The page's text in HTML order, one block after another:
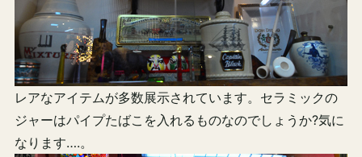
レアなアイテムが多数展示されています。セラミックの
ジャーはパイプたばこを入れるものなのでしょうか?気に
なります….。